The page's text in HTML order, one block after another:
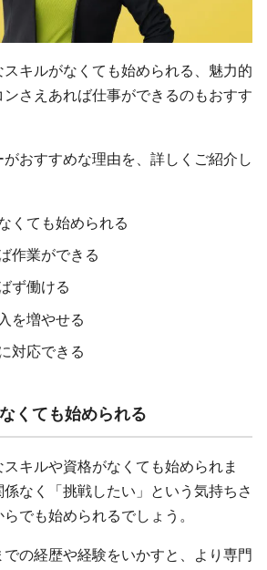
キルがなくても始められる、魅力的
さえあれば仕事ができるのもおすす
おすすめな理由を、詳しくご紹介し
くても始められる
作業ができる
ず働ける
を増やせる
対応できる
くても始められる
キルや資格がなくても始められま
なく「挑戦したい」という気持ちさ
でも始められるでしょう。
での経歴や経験をいかすと、より専門